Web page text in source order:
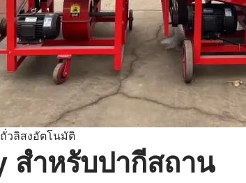
ถั่วลิสงอัตโนมัติ
สำหรับปากีสถาน